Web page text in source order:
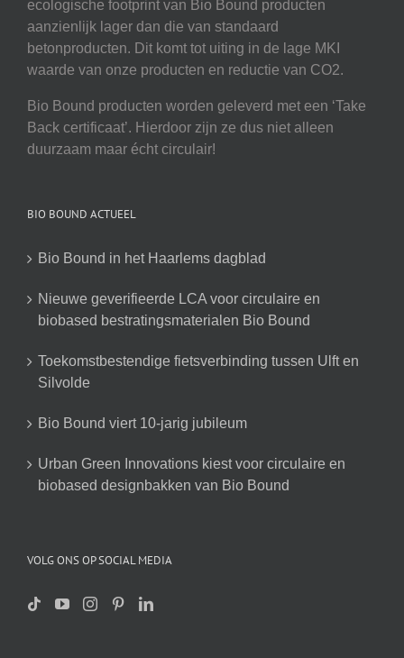
ecologische footprint van Bio Bound producten
aanzienlijk lager dan die van standaard
betonproducten. Dit komt tot uiting in de lage MKI
waarde van onze producten en reductie van CO2.
Bio Bound producten worden geleverd met een ‘Take
Back certificaat’. Hierdoor zijn ze dus niet alleen
duurzaam maar écht circulair!
BIO BOUND ACTUEEL
Bio Bound in het Haarlems dagblad
Nieuwe geverifieerde LCA voor circulaire en
biobased bestratingsmaterialen Bio Bound
Toekomstbestendige fietsverbinding tussen Ulft en
Silvolde
Bio Bound viert 10-jarig jubileum
Urban Green Innovations kiest voor circulaire en
biobased designbakken van Bio Bound
VOLG ONS OP SOCIAL MEDIA